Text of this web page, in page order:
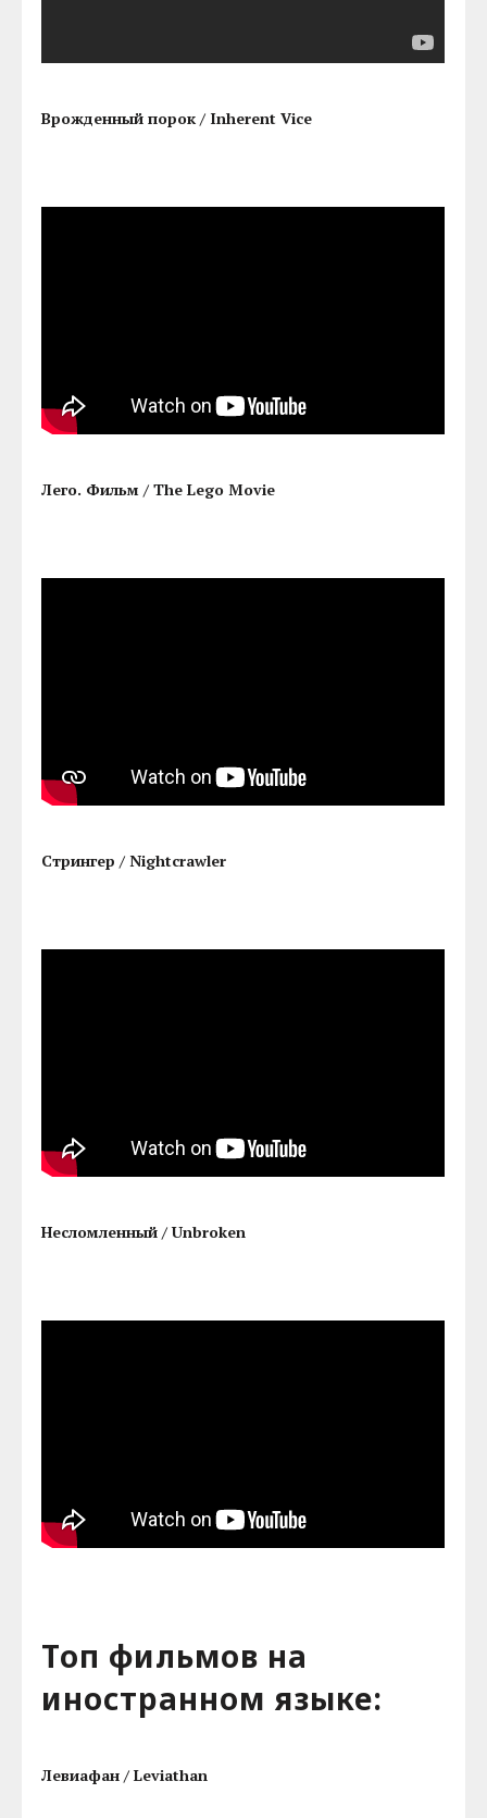
Врожденный порок / Inherent Vice
Лего. Фильм / The Lego Movie
Стрингер / Nightcrawler
Несломленный / Unbroken
Топ фильмов на
иностранном языке:
Левиафан / Leviathan